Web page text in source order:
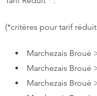
(*critères pour tarif
Marchezais Broué
Marchezais Broué
Marchezais Broué